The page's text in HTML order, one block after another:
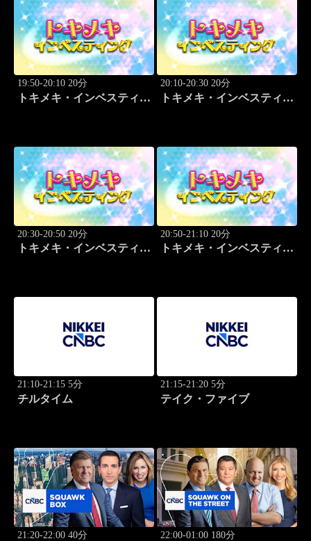
19:50-20:10 20分
トキメキ・インベスティン
20:10-20:30 20分
トキメキ・インベスティン
20:30-20:50 20分
トキメキ・インベスティン
20:50-21:10 20分
トキメキ・インベスティン
21:10-21:15 5分
チルタイム
21:15-21:20 5分
テイク・ファイブ
21:20-22:00 40分 22:00-01:00 180分